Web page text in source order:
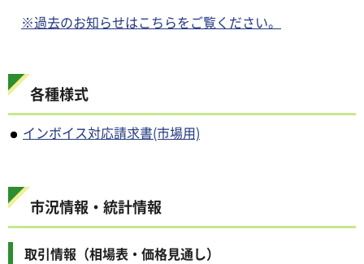
※過去のお知らせはこちらをご覧ください。
各種様式
インボイス対応請求書(市場用)
市況情報・統計情報
取引情報（相場表・価格見通し）